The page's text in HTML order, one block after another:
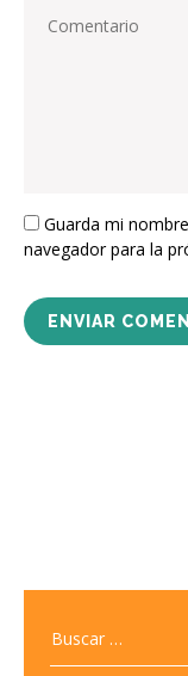
Guarda mi
navegador para la